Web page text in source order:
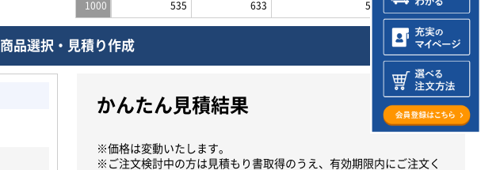
1000 535 633 592
商品選択・見積り作成
かんたん見積結果
※価格は変動いたします。
※ご注文検討中の方は見積もり書取得のうえ、有効期限内にご注文く